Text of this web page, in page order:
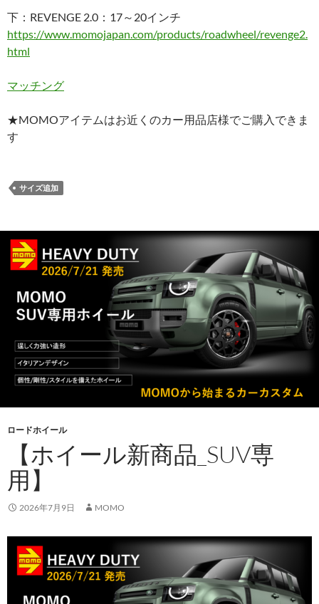
下：REVENGE 2.0：17～20インチ
https://www.momojapan.com/products/roadwheel/revenge2.
html
マッチング
★MOMOアイテムはお近くのカー用品店様でご購入できま
す
サイズ追加
ロードホイール
【ホイール新商品_SUV専
用】
2026年7月9日 MOMO